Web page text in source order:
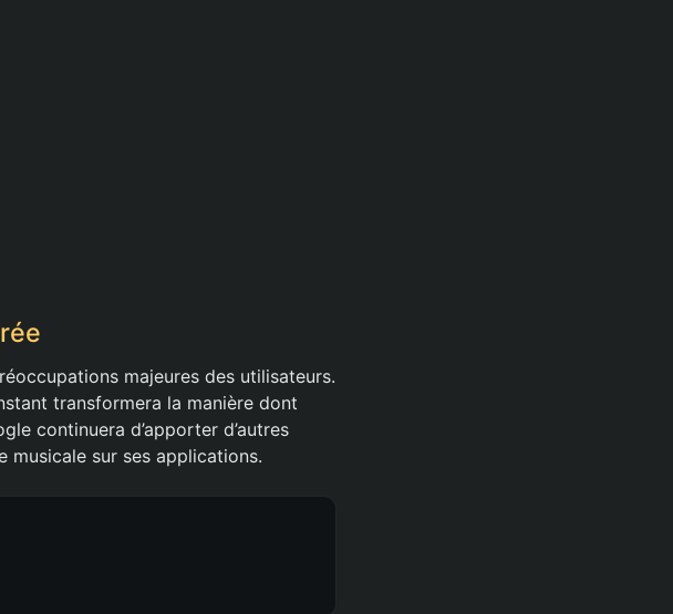
majeures des utilisateurs.
transformera la manière dont
continuera d’apporter d’autres
musicale sur ses applications.